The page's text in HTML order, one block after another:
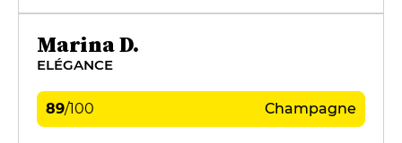
Marina D.
ELÉGANCE
89/100 Champagne